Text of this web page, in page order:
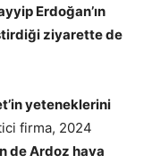
Erdoğan’ın
ziyarette de
yeteneklerini
firma, 2024
de Ardoz hava